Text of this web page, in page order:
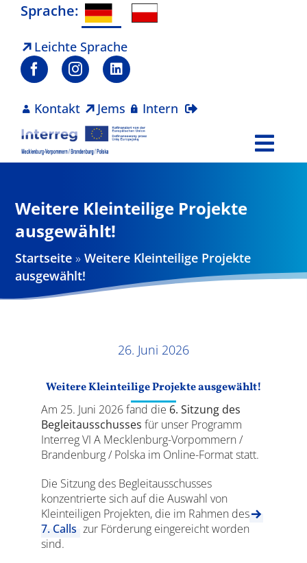
Zum
springen
Sprache:
Leichte Sprache
Kontakt Jems Intern
Projekte
Aktuelles
Weitere Kleinteilige Projekte
ausgewählt!
Startseite »Weitere Kleinteilige Projekte
ausgewählt!
26. Juni 2026
Weitere Kleinteilige Projekte ausgewählt!
Am 25. Juni 2026 fand die 6. Sitzung des
Begleitausschusses für unser Programm
Interreg VI A Mecklenburg-Vorpommern /
Brandenburg / Polska im Online-Format statt.
Die Sitzung des Begleitausschusses
konzentrierte sich auf die Auswahl von
Kleinteiligen Projekten, die im Rahmen des
7. Calls zur Förderung eingereicht worden
sind.